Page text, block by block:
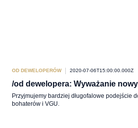
OD DEWELOPERÓW 2020-07-06T15:00:00.000Z
/od dewelopera: Wyważanie
Przyjmujemy bardziej długofalowe podejście
bohaterów i VGU.